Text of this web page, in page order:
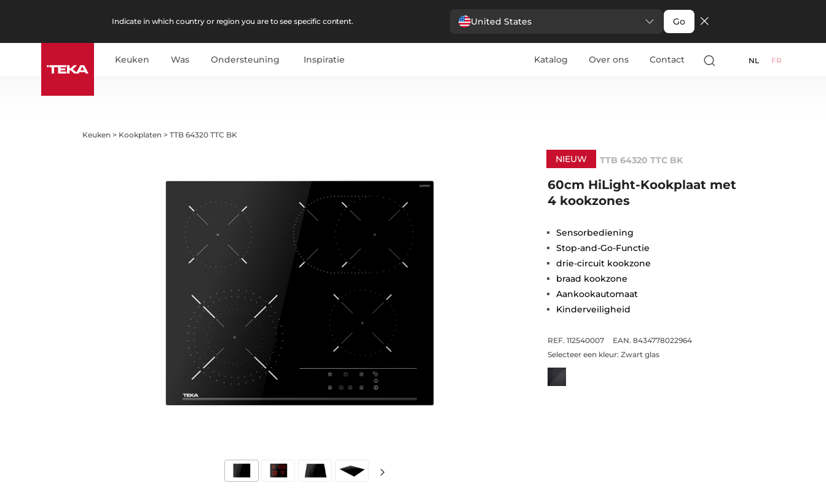
Indicate in which country or region you are to see specific content. United States Go
Keuken Was Ondersteuning Inspiratie Katalog Over ons Contact NL FR
Keuken > Kookplaten >TTB 64320 TTC BK
NIEUW TTB 64320 TTC BK
60cm HiLight-Kookplaat met
4 kookzones
Sensorbediening
Stop-and-Go-Functie
drie-circuit kookzone
braad kookzone
Aankookautomaat
Kinderveiligheid
REF. 112540007
EAN. 8434778022964
Selecteer een kleur: Zwart glas